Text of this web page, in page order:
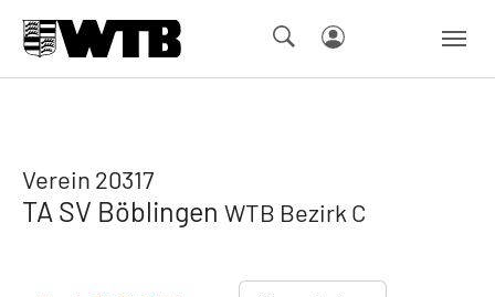
Verein 20317
TA SV Böblingen WTB Bezirk C